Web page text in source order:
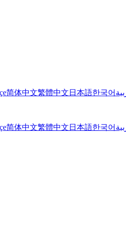
简体中文繁體中文 日本語한국어
简体中文繁體中文 日本語한국어